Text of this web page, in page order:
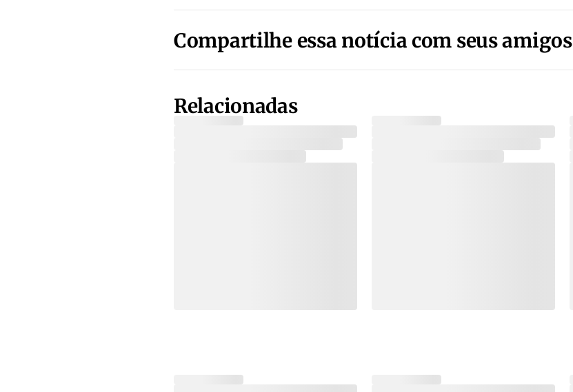
Compartilhe essa notícia com seus amigos
Relacionadas